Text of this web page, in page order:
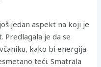
jedan aspekt na koji je
Predlagala je da se
kako bi energija
teći. Smatrala